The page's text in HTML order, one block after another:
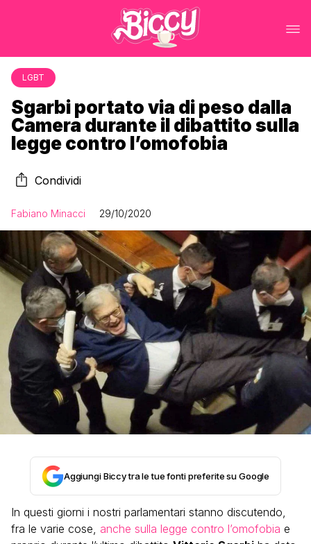
LGBT
Sgarbi portato via di peso dalla
Camera durante il dibattito sulla
legge contro l’omofobia
Condividi
Fabiano Minacci 29/10/2020
Aggiungi Biccy tra le tue fonti preferite su Google
In questi giorni i nostri parlamentari stanno discutendo,
fra le varie cose, anche sulla legge contro l’omofobia e